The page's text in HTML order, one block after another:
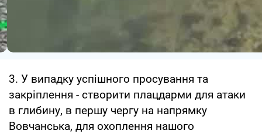
3. У випадку успішного просування та
закріплення - створити плацдарми для атаки
в глибину, в першу чергу на напрямку
Вовчанська, для охоплення нашого